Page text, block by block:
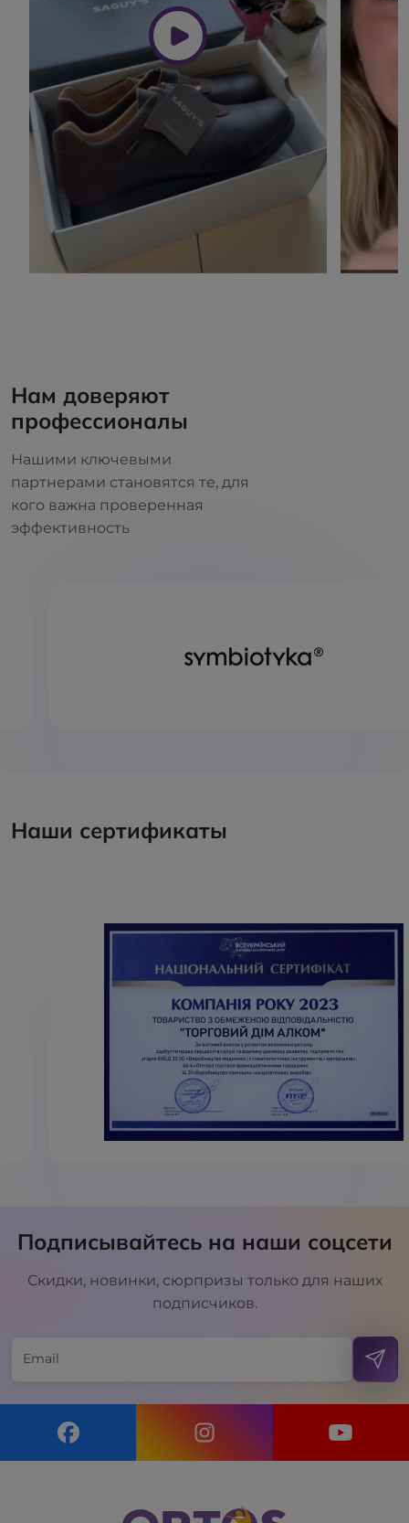
Нам доверяют
профессионалы
Нашими ключевыми
партнерами становятся те, для
кого важна проверенная
эффективность
Наши сертификаты
Подписывайтесь на наши соцсети
Скидки, новинки, сюрпризы только для наших
подписчиков.